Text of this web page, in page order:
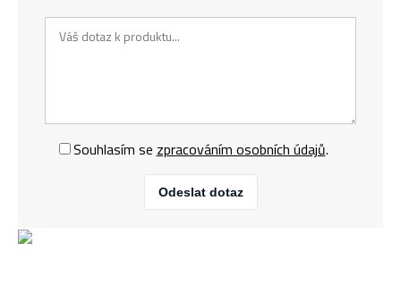
Souhlasím se zpracováním osobních údajů.
Odeslat dotaz